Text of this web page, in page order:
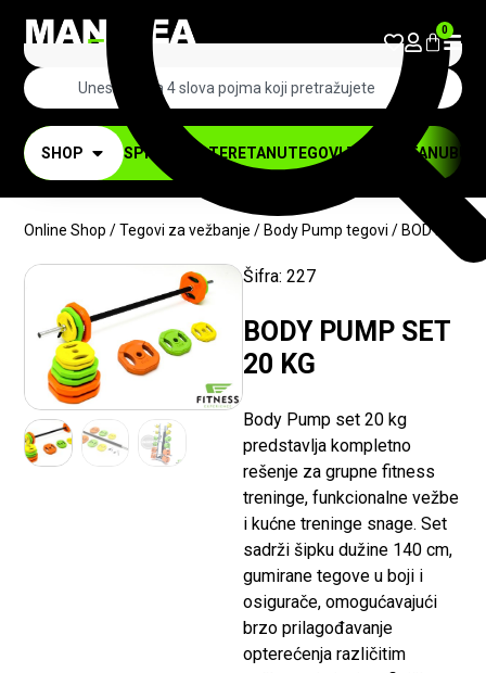
0
SHOP SPRAVE ZA TERETANUTEGOVI ZA TERETANU
Online Shop /Tegovi za vežbanje /Body Pump tegovi / BODY
-15% Šifra: 227
BODY PUMP SET
20 KG
Body Pump set 20 kg
predstavlja kompletno
rešenje za grupne fitness
treninge, funkcionalne vežbe
i kućne treninge snage. Set
sadrži šipku dužine 140 cm,
gumirane tegove u boji i
osigurače, omogućavajući
brzo prilagođavanje
opterećenja različitim